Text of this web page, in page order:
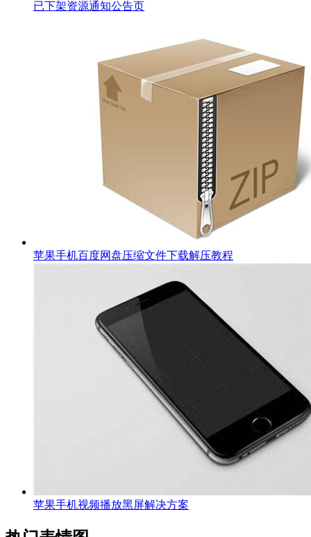
已下架资源通知公告页
苹果手机百度网盘压缩文件下载解压教程
苹果手机视频播放黑屏解决方案